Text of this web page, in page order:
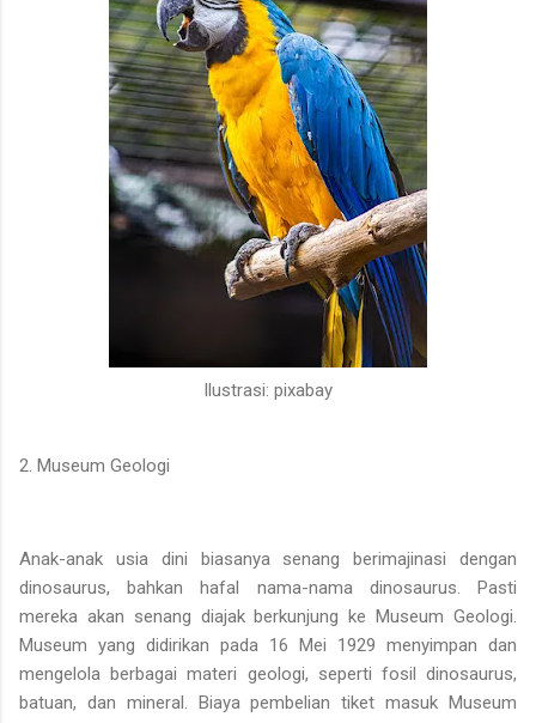
Ilustrasi: pixabay
2. Museum Geologi
Anak-anak usia dini biasanya senang berimajinasi dengan
dinosaurus, bahkan hafal nama-nama dinosaurus. Pasti
mereka akan senang diajak berkunjung ke Museum Geologi.
Museum yang didirikan pada 16 Mei 1929 menyimpan dan
mengelola berbagai materi geologi, seperti fosil dinosaurus,
batuan, dan mineral. Biaya pembelian tiket masuk Museum